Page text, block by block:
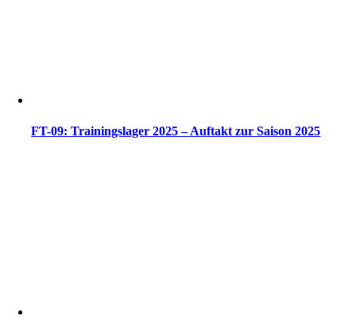
FT-09: Trainingslager 2025 – Auftakt zur Saison 2025